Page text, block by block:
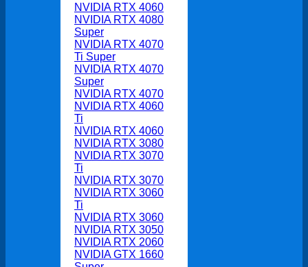
NVIDIA RTX 4060
NVIDIA RTX 4080
Super
NVIDIA RTX 4070
Ti Super
NVIDIA RTX 4070
Super
NVIDIA RTX 4070
NVIDIA RTX 4060
Ti
NVIDIA RTX 4060
NVIDIA RTX 3080
NVIDIA RTX 3070
Ti
NVIDIA RTX 3070
NVIDIA RTX 3060
Ti
NVIDIA RTX 3060
NVIDIA RTX 3050
NVIDIA RTX 2060
NVIDIA GTX 1660